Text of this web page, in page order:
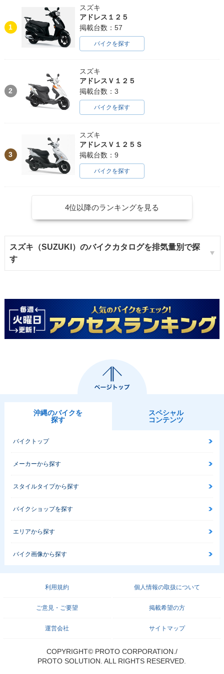
1
スズキ
アドレス１２５
掲載台数：57
バイクを探す
2
スズキ
アドレスＶ１２５
掲載台数：3
バイクを探す
3
スズキ
アドレスＶ１２５Ｓ
掲載台数：9
バイクを探す
4位以降のランキングを見る
スズキ（SUZUKI）のバイクカタログを排気量別で探
す
沖縄のバイクを
探す
スペシャル
コンテンツ
バイクトップ
メーカーから探す
スタイルタイプから探す
バイクショップを探す
エリアから探す
バイク画像から探す
利用規約 個人情報の取扱について
ご意見・ご要望 掲載希望の方
運営会社 サイトマップ
COPYRIGHT© PROTO CORPORATION./
PROTO SOLUTION. ALL RIGHTS RESERVED.